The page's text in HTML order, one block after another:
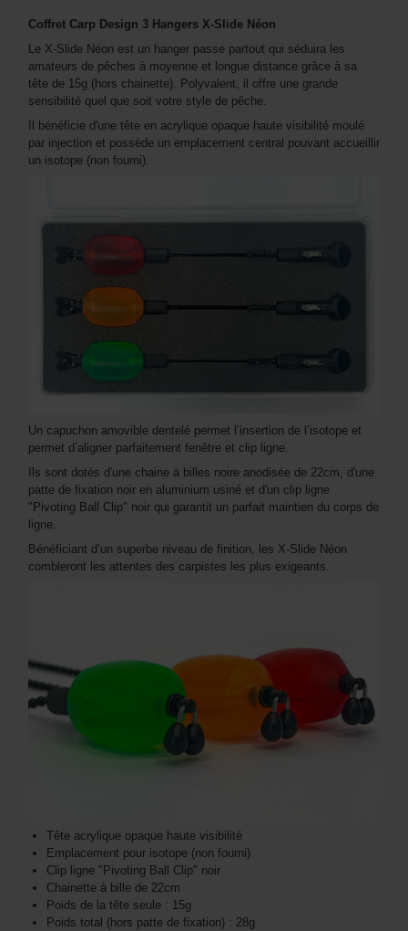
Coffret Carp Design 3 Hangers X-Slide Néon
Le X-Slide Néon est un hanger passe partout qui séduira les
amateurs de pêches à moyenne et longue distance grâce à sa
tête de 15g (hors chainette). Polyvalent, il offre une grande
sensibilité quel que soit votre style de pêche.
Il bénéficie d'une tête en acrylique opaque haute visibilité moulé
par injection et possède un emplacement central pouvant accueillir
un isotope (non fourni).
Un capuchon amovible dentelé permet l’insertion de l’isotope et
permet d’aligner parfaitement fenêtre et clip ligne.
Ils sont dotés d'une chaine à billes noire anodisée de 22cm, d'une
patte de fixation noir en aluminium usiné et d'un clip ligne
"Pivoting Ball Clip" noir qui garantit un parfait maintien du corps de
ligne.
Bénéficiant d’un superbe niveau de finition, les X-Slide Néon
combleront les attentes des carpistes les plus exigeants.
Tête acrylique opaque haute visibilité
Emplacement pour isotope (non fourni)
Clip ligne "Pivoting Ball Clip" noir
Chainette à bille de 22cm
Poids de la tête seule : 15g
Poids total (hors patte de fixation) : 28g